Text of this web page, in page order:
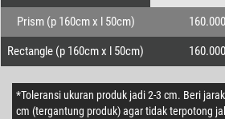
Prism (p 160cm x l 50cm) 160.000
Rectangle (p 160cm x l 50cm) 160.000
*Toleransi ukuran produk jadi 2-3 cm. Beri
cm (tergantung produk) agar tidak terpotong